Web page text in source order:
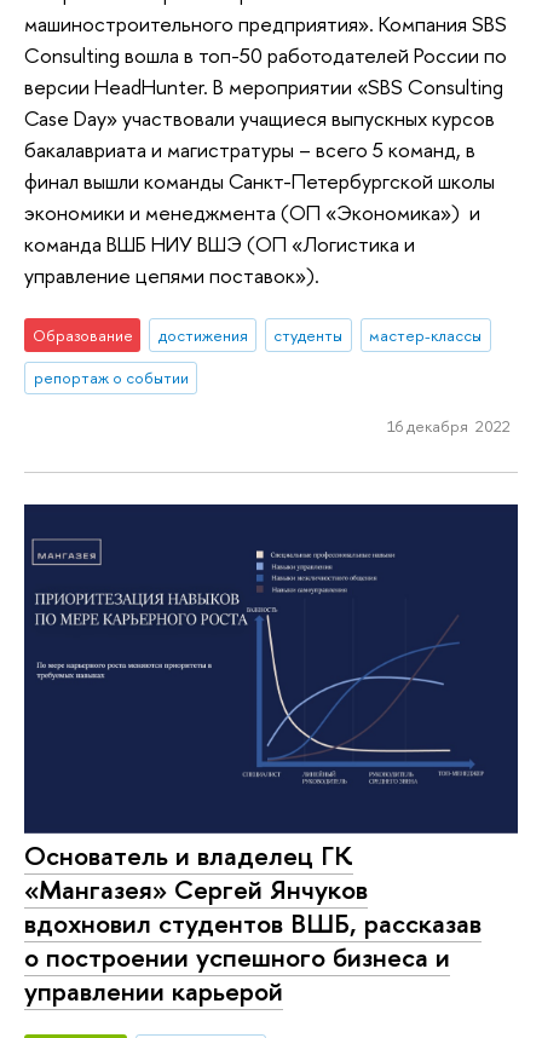
машиностроительного предприятия». Компания SBS
Consulting вошла в топ-50 работодателей России по
версии HeadHunter. В мероприятии «SBS Consulting
Case Day» участвовали учащиеся выпускных курсов
бакалавриата и магистратуры – всего 5 команд, в
финал вышли команды Санкт-Петербургской школы
экономики и менеджмента (ОП «Экономика») и
команда ВШБ НИУ ВШЭ (ОП «Логистика и
управление цепями поставок»).
Образование достижения студенты
мастер-классы
репортаж о событии
16 декабря 2022
Основатель и владелец ГК
«Мангазея» Сергей Янчуков
вдохновил студентов ВШБ, рассказав
о построении успешного бизнеса и
управлении карьерой